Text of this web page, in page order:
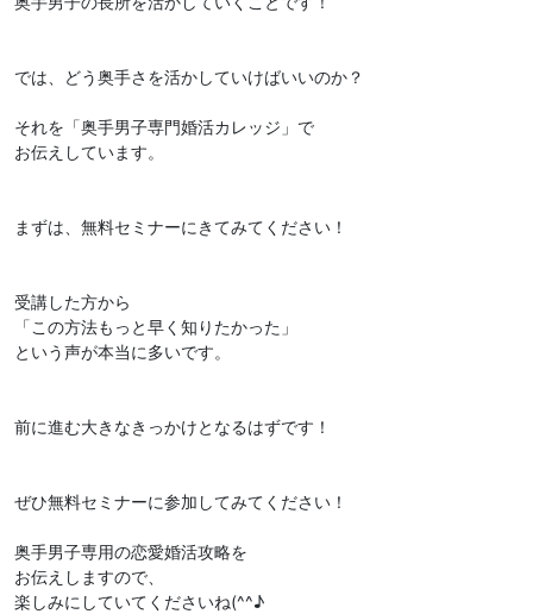
では、どう奥手さを活かしていけばいいのか？
それを「奥手男子専門婚活カレッジ」で
お伝えしています。
まずは、無料セミナーにきてみてください！
受講した方から
「この方法もっと早く知りたかった」
という声が本当に多いです。
前に進む大きなきっかけとなるはずです！
ぜひ無料セミナーに参加してみてください！
奥手男子専用の恋愛婚活攻略を
お伝えしますので、
楽しみにしていてくださいね(^^♪